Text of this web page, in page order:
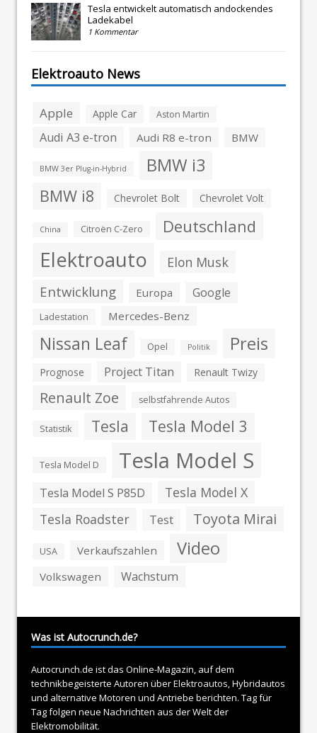
Tesla entwickelt automatisch andockendes
Ladekabel
1 Kommentar
Elektroauto News
Apple Apple Car Aston Martin
Audi A3 e-tron Audi R8 e-tron BMW
BMW 3er Plug-in-Hybrid BMW i3
BMW i8 Chevrolet Bolt Chevrolet Volt
China Citroën C-Zero Deutschland
Elektroauto Elon Musk
Entwicklung Europa Google
Ladestation Mercedes-Benz
Nissan Leaf Opel Politik Preis
Prognose Project Titan Renault Twizy
Renault Zoe selbstfahrende Autos
Statistik Tesla Tesla Model 3
Tesla Model D Tesla Model S
Tesla Model S P85D
Tesla Model X
Tesla Roadster
Test Toyota Mirai
USA Verkaufszahlen Video
Volkswagen Wachstum
Was ist Autocrunch.de?
Autocrunch.de ist das Online-Magazin, auf dem
technikbegeisterte Autoren überElektroautos, Hybridautos
und alternative Motoren und Antriebe berichten. Tag für
Tag folgen neue Nachrichten aus der Welt der
Elektromobilität.